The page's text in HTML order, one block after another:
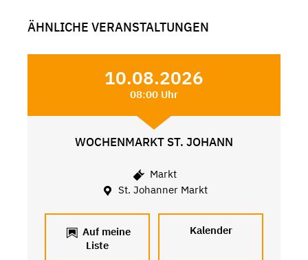
ÄHNLICHE VERANSTALTUNGEN
10.08.2026
08:00 Uhr
WOCHENMARKT ST. JOHANN
Markt
St. Johanner Markt
Auf meine
Liste
Kalender